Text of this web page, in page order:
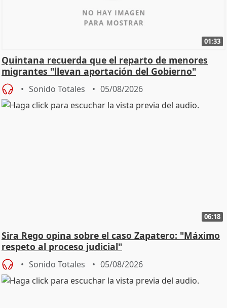
01:33
Quintana recuerda que el reparto de menores
migrantes "llevan aportación del Gobierno"
central
Sonido Totales 05/08/2026
06:18
Sira Rego opina sobre el caso Zapatero: "Máximo
respeto al proceso judicial"
Sonido Totales 05/08/2026